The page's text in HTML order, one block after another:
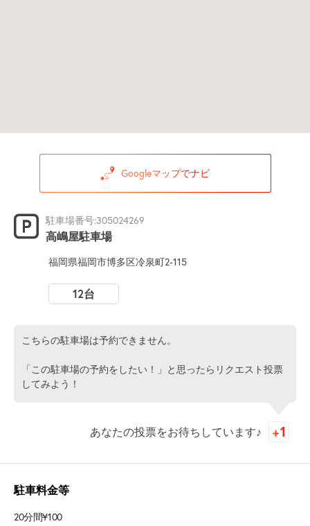
Googleマップでナビ
駐車場番号:305024269
高嶋屋駐車場
福岡県福岡市博多区冷泉町2-115
12台
こちらの駐車場は予約できません。
「この駐車場の予約をしたい！」と思ったらリクエスト投票
してみよう！
あなたの投票をお待ちしています♪
駐車料金等
20分間¥100